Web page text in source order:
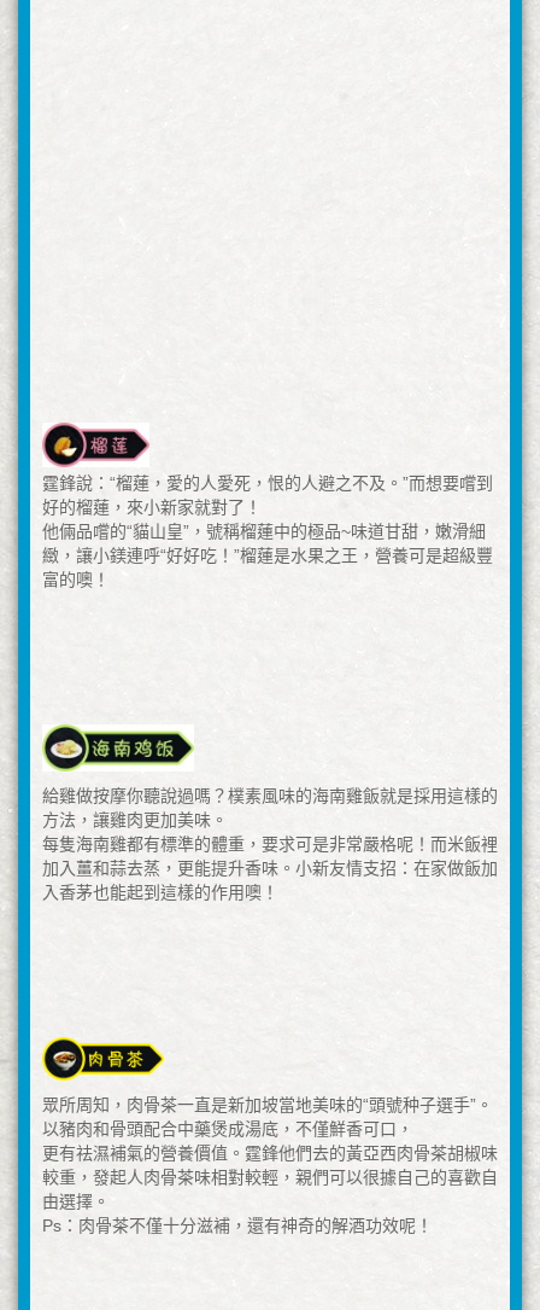
霆鋒說：“榴蓮，愛的人愛死，恨的人避之不及。”而想要嚐到
好的榴蓮，來小新家就對了！
他倆品嚐的“貓山皇”，號稱榴蓮中的極品~味道甘甜，嫩滑細
緻，讓小鎂連呼“好好吃！”榴蓮是水果之王，營養可是超級豐
富的噢！
給雞做按摩你聽說過嗎？樸素風味的海南雞飯就是採用這樣的
方法，讓雞肉更加美味。
每隻海南雞都有標準的體重，要求可是非常嚴格呢！而米飯裡
加入薑和蒜去蒸，更能提升香味。小新友情支招：在家做飯加
入香茅也能起到這樣的作用噢！
眾所周知，肉骨茶一直是新加坡當地美味的“頭號种子選手”。
以豬肉和骨頭配合中藥煲成湯底，不僅鮮香可口，
更有祛濕補氣的營養價值。霆鋒他們去的黃亞西肉骨茶胡椒味
較重，發起人肉骨茶味相對較輕，親們可以很據自己的喜歡自
由選擇。
Ps：肉骨茶不僅十分滋補，還有神奇的解酒功效呢！